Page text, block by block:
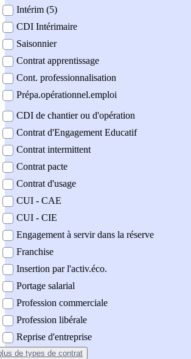
Intérim (5)
CDI Intérimaire
Saisonnier
Contrat apprentissage
Cont. professionnalisation
Prépa.opérationnel.emploi
CDI de chantier ou d'opération
Contrat d'Engagement Educatif
Contrat intermittent
Contrat pacte
Contrat d'usage
CUI - CAE
CUI - CIE
Engagement à servir dans la réserve
Franchise
Insertion par l'activ.éco.
Portage salarial
Profession commerciale
Profession libérale
Reprise d'entreprise
de types de contrat